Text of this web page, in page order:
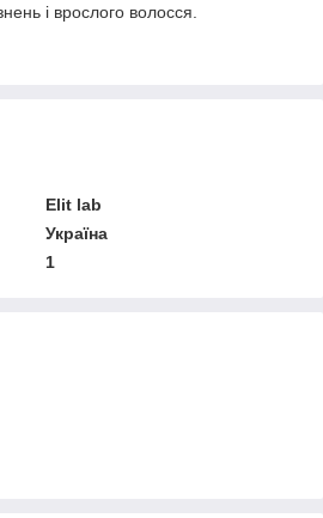
і врослого волосся.
Elit lab
Україна
1